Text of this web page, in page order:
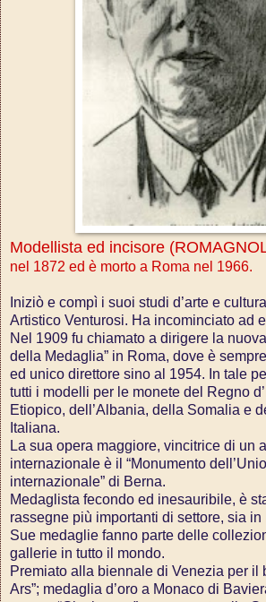
Modellista ed incisore
nel 1872 ed è morto a Roma nel 1966.
Iniziò e compì i suoi studi d’arte e
Artistico Venturosi. Ha incominciato ad
Nel 1909 fu chiamato a dirigere la
della Medaglia” in Roma, dove è
ed unico direttore sino al 1954. In tale
tutti i modelli per le monete del Regno
Etiopico, dell’Albania, della Somalia e
Italiana.
La sua opera maggiore, vincitrice di un
internazionale è il “Monumento
internazionale” di Berna.
Medaglista fecondo ed inesauribile, è
rassegne più importanti di settore, sia in
Sue medaglie fanno parte delle
gallerie in tutto il mondo.
Premiato alla biennale di Venezia per il
Ars”; medaglia d’oro a Monaco di